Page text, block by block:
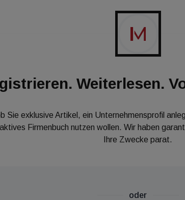
etwa 750 m entfernt. Zur Autobahn gelangt man
Weiterlesen.
Sie exklusive Artikel, ein Unternehmensprofil
Firmenbuch nutzen wollen. Wir haben
Ihre Zwecke parat.
oder